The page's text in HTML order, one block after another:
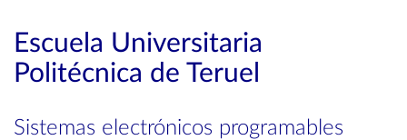
Escuela Universitaria
Politécnica de Teruel
Sistemas electrónicos programables